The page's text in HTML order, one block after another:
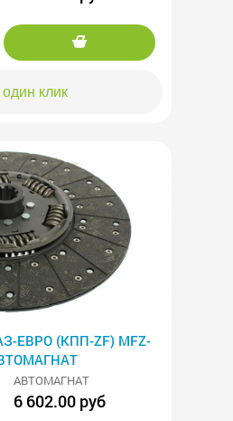
один клик
ЕВРО (КПП-ZF) MFZ-
АВТОМАГНАТ
6 602.00 руб